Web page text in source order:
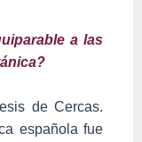
a las
de Cercas.
española fue